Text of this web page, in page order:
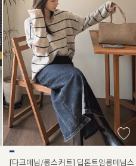
[다크데님/롱스커트] 딥톤트임롱데님스